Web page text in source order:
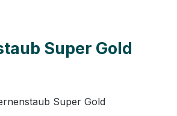
Super Gold